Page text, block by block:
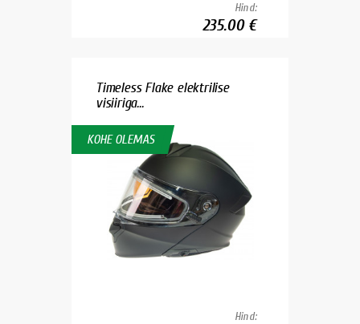
Hind:
235.00 €
Timeless Flake elektrilise
visiiriga...
KOHE OLEMAS
Hind: